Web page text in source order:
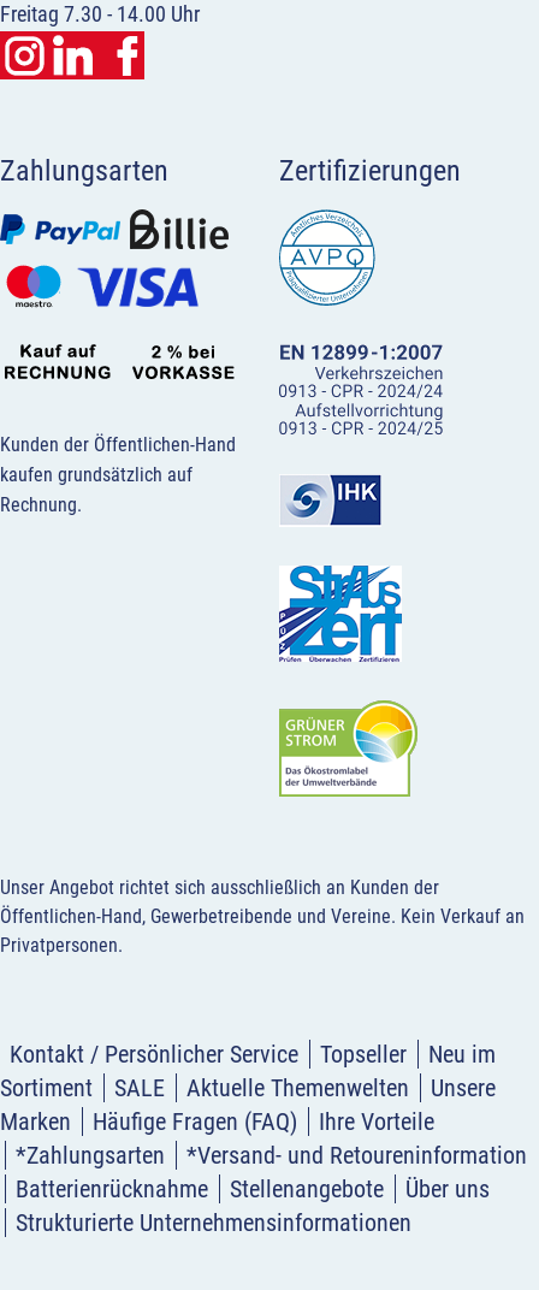
Freitag 7.30 - 14.00 Uhr
Zahlungsarten
Kunden der Öffentlichen-Hand
kaufen grundsätzlich auf
Rechnung.
Zertifizierungen
Unser Angebot richtet sich ausschließlich an Kunden der
Öffentlichen-Hand, Gewerbetreibende und Vereine. Kein Verkauf an
Privatpersonen.
Kontakt / Persönlicher Service Topseller
Neu im
Sortiment
SALE Aktuelle Themenwelten
Unsere
Marken
Häufige Fragen (FAQ)
Ihre Vorteile
*Zahlungsarten
*Versand- und Retoureninformation
Batterienrücknahme
Stellenangebote
Über uns
Strukturierte Unternehmensinformationen